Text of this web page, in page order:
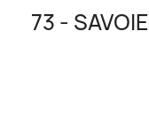
73 - SAVOIE